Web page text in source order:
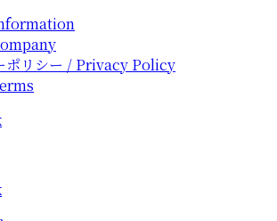
ポリシー / Privacy Policy